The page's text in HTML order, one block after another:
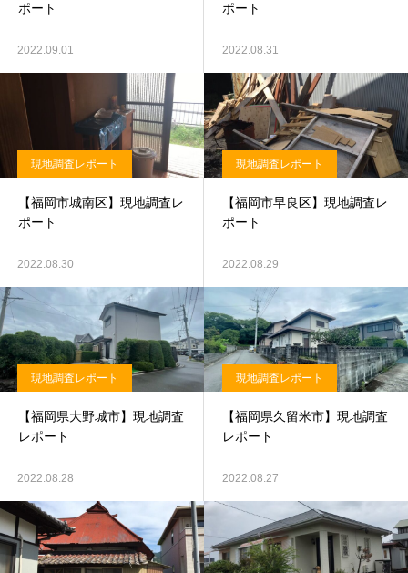
ポート
2022.09.01
ポート
2022.08.31
現地調査レポート
【福岡市城南区】現地調査レ
ポート
2022.08.30
現地調査レポート
【福岡市早良区】現地調査レ
ポート
2022.08.29
現地調査レポート
【福岡県大野城市】現地調査
レポート
2022.08.28
現地調査レポート
【福岡県久留米市】現地調査
レポート
2022.08.27